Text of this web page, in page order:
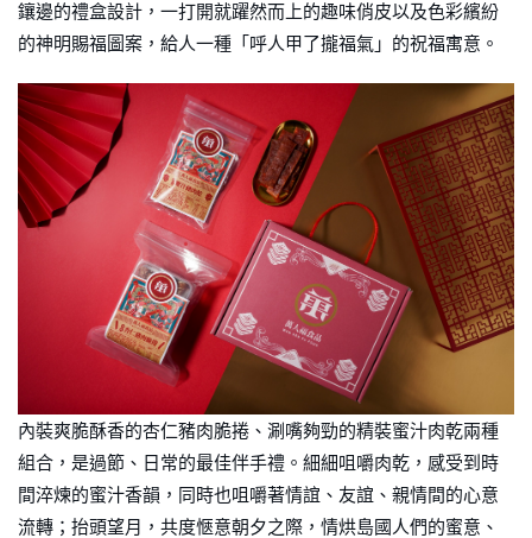
鑲邊的禮盒設計，一打開就躍然而上的趣味俏皮以及色彩繽紛
的神明賜福圖案，給人一種「呼人甲了攏福氣」的祝福寓意。
內裝爽脆酥香的杏仁豬肉脆捲、涮嘴夠勁的精裝蜜汁肉乾兩種
組合，是過節、日常的最佳伴手禮。細細咀嚼肉乾，感受到時
間淬煉的蜜汁香韻，同時也咀嚼著情誼、友誼、親情間的心意
流轉；抬頭望月，共度愜意朝夕之際，情烘島國人們的蜜意、